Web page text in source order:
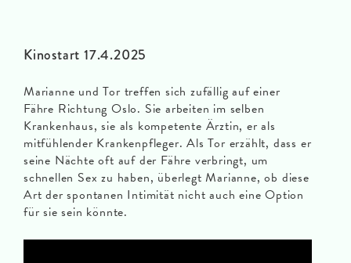
Kinostart 17.4.2025
Marianne und Tor treffen sich zufällig auf einer
Fähre Richtung Oslo. Sie arbeiten im selben
Krankenhaus, sie als kompetente Ärztin, er als
mitfühlender Krankenpfleger. Als Tor erzählt, dass er
seine Nächte oft auf der Fähre verbringt, um
schnellen Sex zu haben, überlegt Marianne, ob diese
Art der spontanen Intimität nicht auch eine Option
für sie sein könnte.